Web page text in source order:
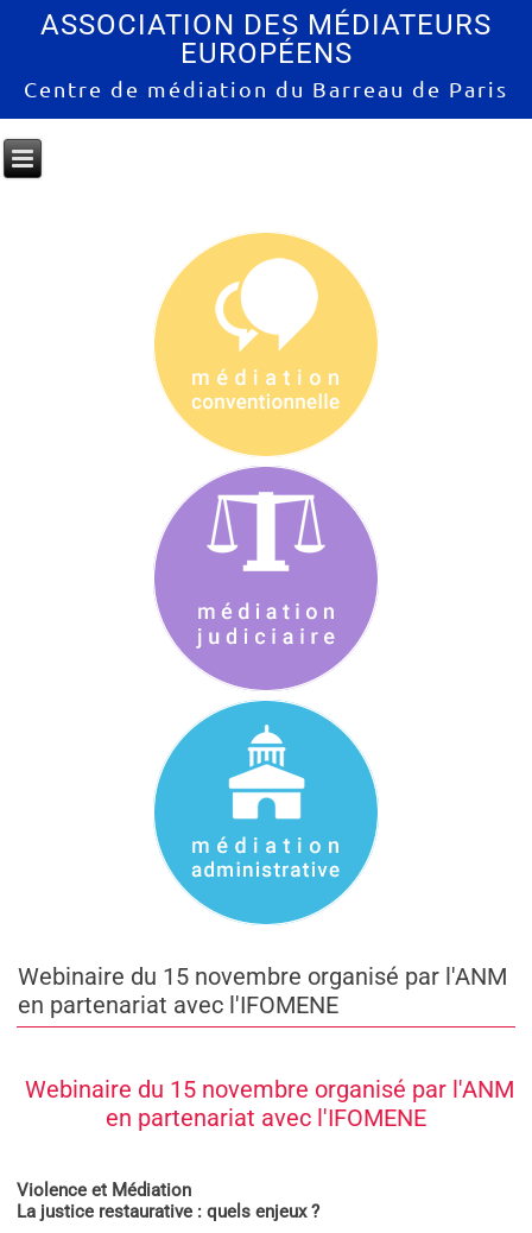
ASSOCIATION DES MÉDIATEURS
EUROPÉENS
Centre de médiation du Barreau de Paris
Webinaire du 15 novembre organisé par l'ANM
en partenariat avec l'IFOMENE
Webinaire du 15 novembre organisé par l'ANM
en partenariat avec l'IFOMENE
Violence et Médiation
La justice restaurative : quels enjeux ?